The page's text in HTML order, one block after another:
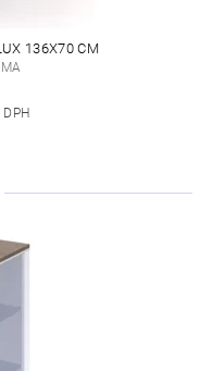
136X70 CM